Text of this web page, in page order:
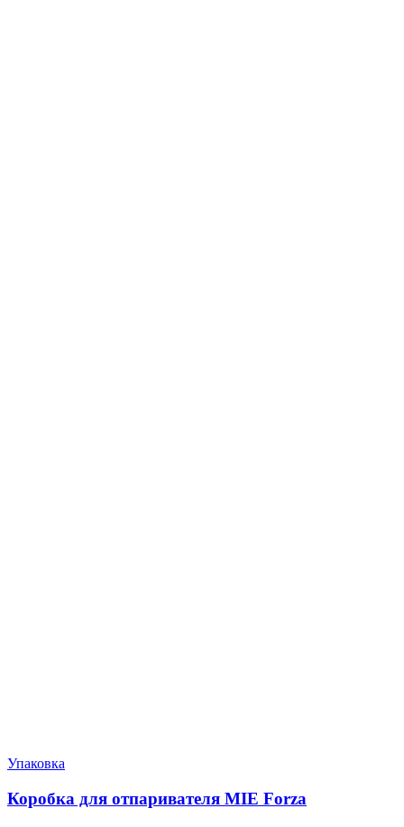
Упаковка
Коробка для отпаривателя MIE Forza